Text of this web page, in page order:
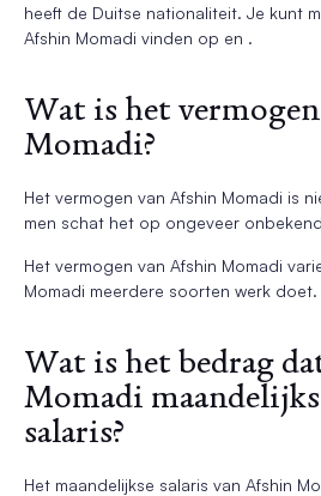
heeft de Duitse nationaliteit. Je kunt
Afshin Momadi vinden op en .
Wat is het
Momadi?
Het vermogen van Afshin Momadi is
men schat het op ongeveer
Het vermogen van Afshin Momadi
Momadi meerdere soorten werk doet.
Wat is het bedrag
Momadi
salaris?
Het maandelijkse salaris van Afshin